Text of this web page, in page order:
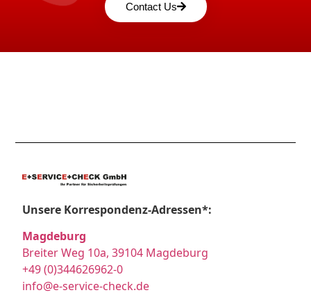
Contact Us
Unsere Korrespondenz-Adressen*:
Magdeburg
Breiter Weg 10a, 39104 Magdeburg
+49 (0)344626962-0
info@e-service-check.de